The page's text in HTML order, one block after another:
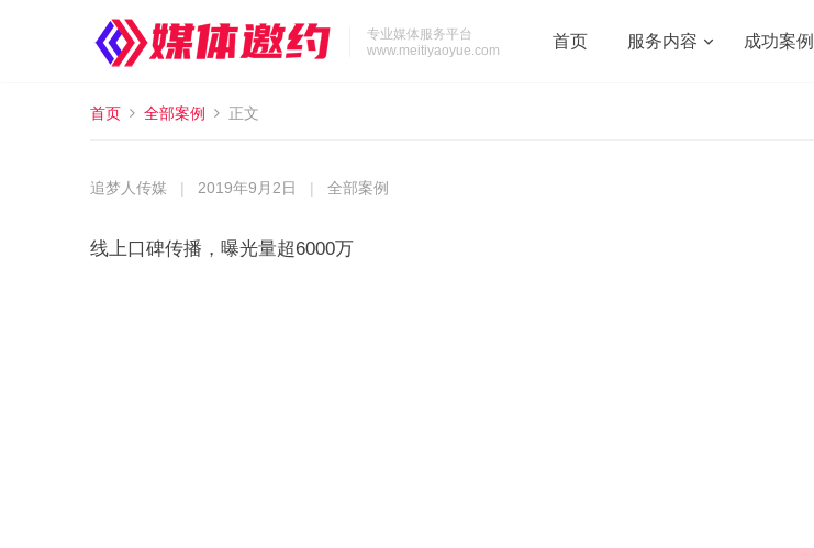
专业媒体服务平台
www.meitiyaoyue.com
首页 服务内容 成功案例
首页 全部案例 正文
追梦人传媒 2019年9月2日 全部案例
线上口碑传播，曝光量超6000万